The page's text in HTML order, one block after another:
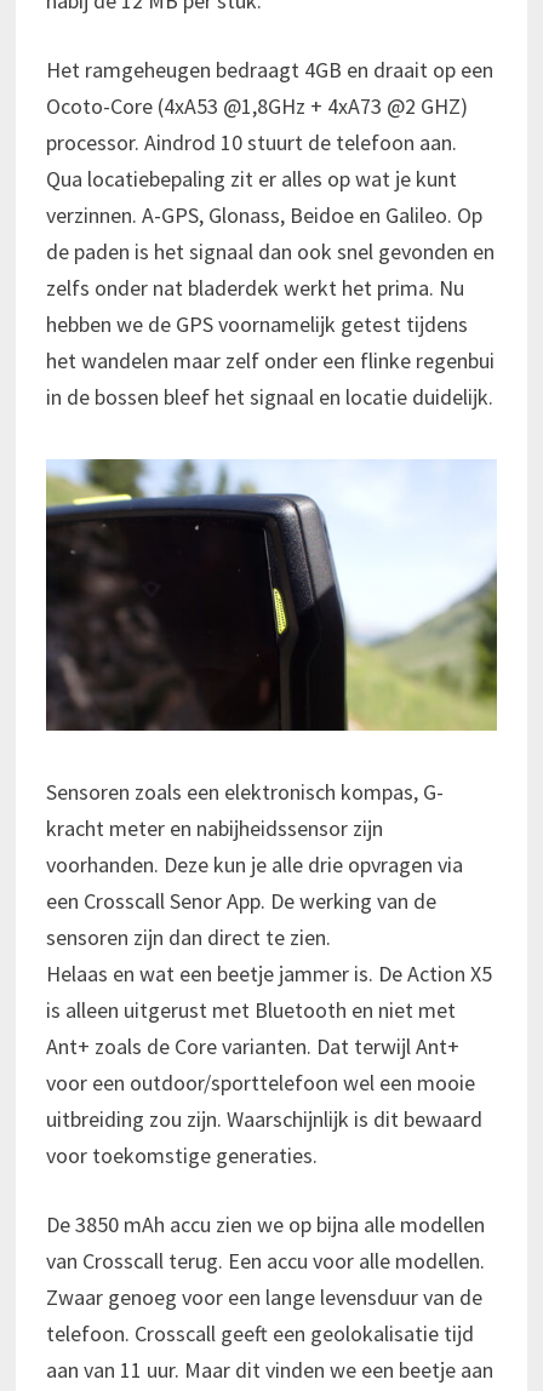
Het ramgeheugen bedraagt 4GB en draait op een
Ocoto-Core (4xA53 @1,8GHz + 4xA73 @2 GHZ)
processor. Aindrod 10 stuurt de telefoon aan.
Qua locatiebepaling zit er alles op wat je kunt
verzinnen. A-GPS, Glonass, Beidoe en Galileo. Op
de paden is het signaal dan ook snel gevonden en
zelfs onder nat bladerdek werkt het prima. Nu
hebben we de GPS voornamelijk getest tijdens
het wandelen maar zelf onder een flinke regenbui
in de bossen bleef het signaal en locatie duidelijk.
Sensoren zoals een elektronisch kompas, G-
kracht meter en nabijheidssensor zijn
voorhanden. Deze kun je alle drie opvragen via
een Crosscall Senor App. De werking van de
sensoren zijn dan direct te zien.
Helaas en wat een beetje jammer is. De Action X5
is alleen uitgerust met Bluetooth en niet met
Ant+ zoals de Core varianten. Dat terwijl Ant+
voor een outdoor/sporttelefoon wel een mooie
uitbreiding zou zijn. Waarschijnlijk is dit bewaard
voor toekomstige generaties.
De 3850 mAh accu zien we op bijna alle modellen
van Crosscall terug. Een accu voor alle modellen.
Zwaar genoeg voor een lange levensduur van de
telefoon. Crosscall geeft een geolokalisatie tijd
aan van 11 uur. Maar dit vinden we een beetje aan